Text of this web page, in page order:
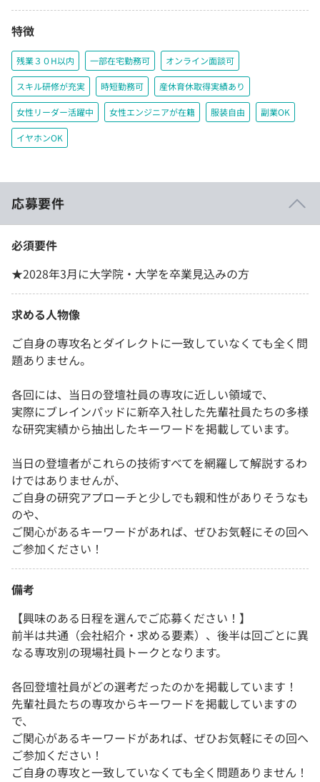
特徴
残業３０H以内 一部在宅勤務可 オンライン面談可
スキル研修が充実 時短勤務可 産休育休取得実績あり
女性リーダー活躍中 女性エンジニアが在籍 服装自由 副業OK
イヤホンOK
応募要件
必須要件
★2028年3月に大学院・大学を卒業見込みの方
求める人物像
ご自身の専攻名とダイレクトに一致していなくても全く問
題ありません。
各回には、当日の登壇社員の専攻に近しい領域で、
実際にブレインパッドに新卒入社した先輩社員たちの多様
な研究実績から抽出したキーワードを掲載しています。
当日の登壇者がこれらの技術すべてを網羅して解説するわ
けではありませんが、
ご自身の研究アプローチと少しでも親和性がありそうなも
のや、
ご関心があるキーワードがあれば、ぜひお気軽にその回へ
ご参加ください！
備考
【興味のある日程を選んでご応募ください！】
前半は共通（会社紹介・求める要素）、後半は回ごとに異
なる専攻別の現場社員トークとなります。
各回登壇社員がどの選考だったのかを掲載しています！
先輩社員たちの専攻からキーワードを掲載していますの
で、
ご関心があるキーワードがあれば、ぜひお気軽にその回へ
ご参加ください！
ご自身の専攻と一致していなくても全く問題ありません！